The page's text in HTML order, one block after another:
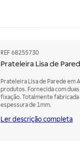
REF 68255730
Prateleira Lisa de
Prateleira Lisa de Parede em
produtos. Fornecida com
fixação. Totalmente fabricada
espessura de 1mm.
Ler descrição completa